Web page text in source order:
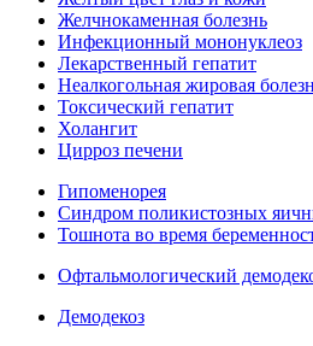
Желчнокаменная болезнь
Инфекционный мононуклеоз
Лекарственный гепатит
Неалкогольная жировая
Токсический гепатит
Холангит
Цирроз печени
Гипоменорея
Синдром поликистозных
Тошнота во время
Офтальмологический
Демодекоз